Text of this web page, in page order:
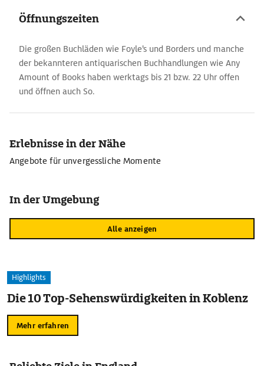
Öffnungszeiten
Die großen Buchläden wie Foyle's und Borders und manche
der bekannteren antiquarischen Buchhandlungen wie Any
Amount of Books haben werktags bis 21 bzw. 22 Uhr offen
und öffnen auch So.
Erlebnisse in der Nähe
Angebote für unvergessliche Momente
In der Umgebung
Alle anzeigen
Highlights
Die 10 Top-Sehenswürdigkeiten in Koblenz
Mehr erfahren